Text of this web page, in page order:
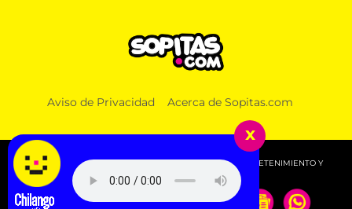
Aviso de Privacidad Acerca de Sopitas.com
© 2026 SOPITAS.COM - MÚSICA, NOTICIAS, DEPORTES, ENTRETENIMIENTO Y
MÁS!.
x